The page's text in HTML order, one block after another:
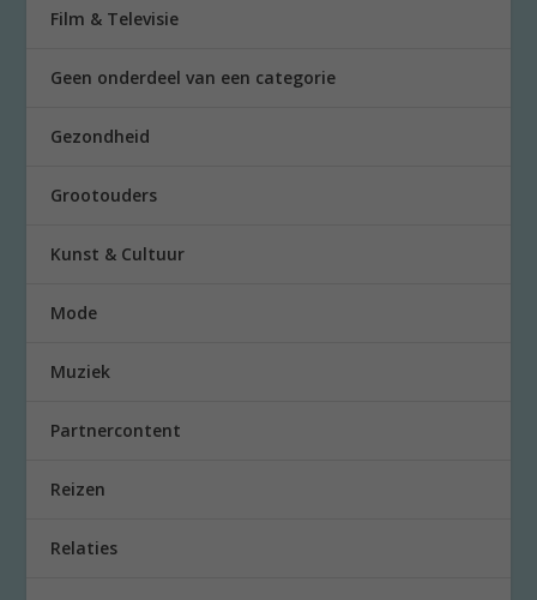
Film & Televisie
Geen onderdeel van een categorie
Gezondheid
Grootouders
Kunst & Cultuur
Mode
Muziek
Partnercontent
Reizen
Relaties